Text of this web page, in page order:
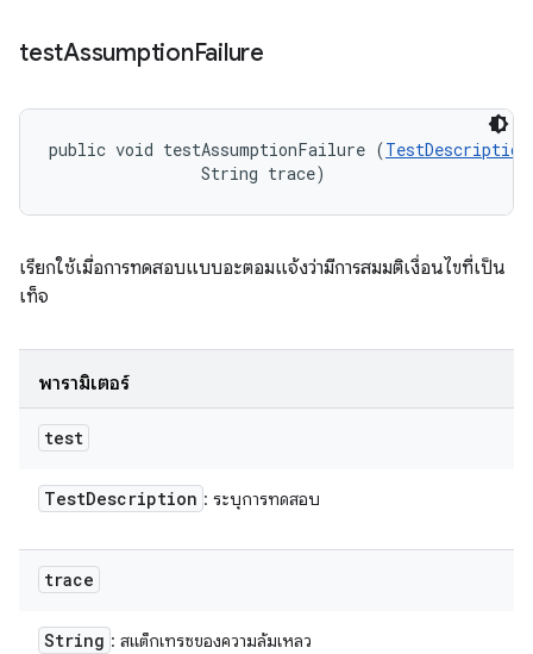
testAssumptionFailure
public void testAssumptionFailure (TestDescription
                String trace)
เรียกใช้เมื่อการทดสอบแบบอะตอมแจ้งว่ามีการสมมติเงื่อนไขที่เป็น
เท็จ
พารามิเตอร์
test
TestDescription : ระบุการทดสอบ
trace
String : สแต็กเทรซของความล้มเหลว